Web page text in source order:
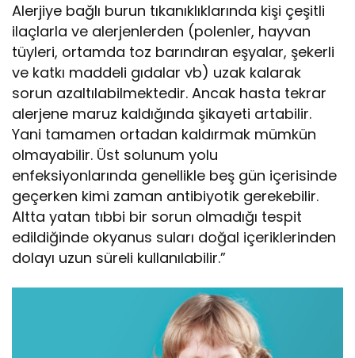
Alerjiye bağlı burun tıkanıklıklarında kişi çeşitli
ilaçlarla ve alerjenlerden (polenler, hayvan
tüyleri, ortamda toz barındıran eşyalar, şekerli
ve katkı maddeli gıdalar vb) uzak kalarak
sorun azaltılabilmektedir. Ancak hasta tekrar
alerjene maruz kaldığında şikayeti artabilir.
Yani tamamen ortadan kaldırmak mümkün
olmayabilir. Üst solunum yolu
enfeksiyonlarında genellikle beş gün içerisinde
geçerken kimi zaman antibiyotik gerekebilir.
Altta yatan tıbbi bir sorun olmadığı tespit
edildiğinde okyanus suları doğal içeriklerinden
dolayı uzun süreli kullanılabilir.”